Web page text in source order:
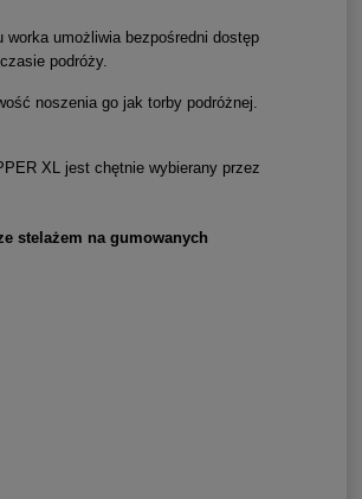
umożliwia bezpośredni dostęp
podróży.
noszenia go jak torby podróżnej.
XL jest chętnie wybierany przez
stelażem na gumowanych